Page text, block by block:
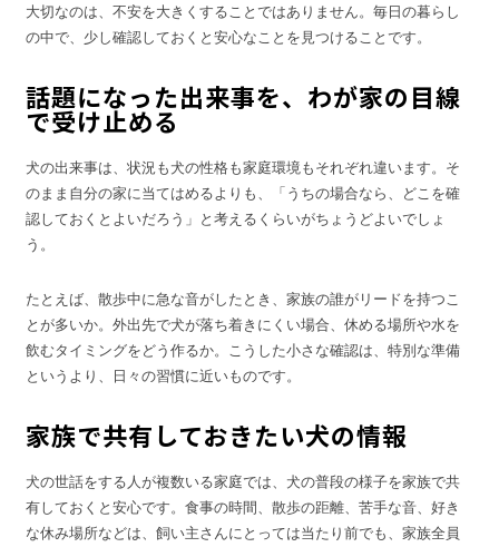
大切なのは、不安を大きくすることではありません。毎日の暮らし
の中で、少し確認しておくと安心なことを見つけることです。
話題になった出来事を、わが家の目線
で受け止める
犬の出来事は、状況も犬の性格も家庭環境もそれぞれ違います。そ
のまま自分の家に当てはめるよりも、「うちの場合なら、どこを確
認しておくとよいだろう」と考えるくらいがちょうどよいでしょ
う。
たとえば、散歩中に急な音がしたとき、家族の誰がリードを持つこ
とが多いか。外出先で犬が落ち着きにくい場合、休める場所や水を
飲むタイミングをどう作るか。こうした小さな確認は、特別な準備
というより、日々の習慣に近いものです。
家族で共有しておきたい犬の情報
犬の世話をする人が複数いる家庭では、犬の普段の様子を家族で共
有しておくと安心です。食事の時間、散歩の距離、苦手な音、好き
な休み場所などは、飼い主さんにとっては当たり前でも、家族全員